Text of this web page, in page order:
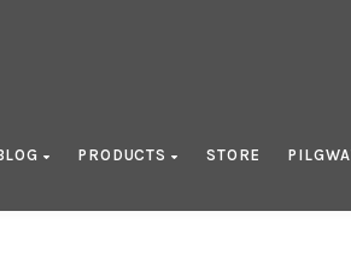
PRODUCTS STORE